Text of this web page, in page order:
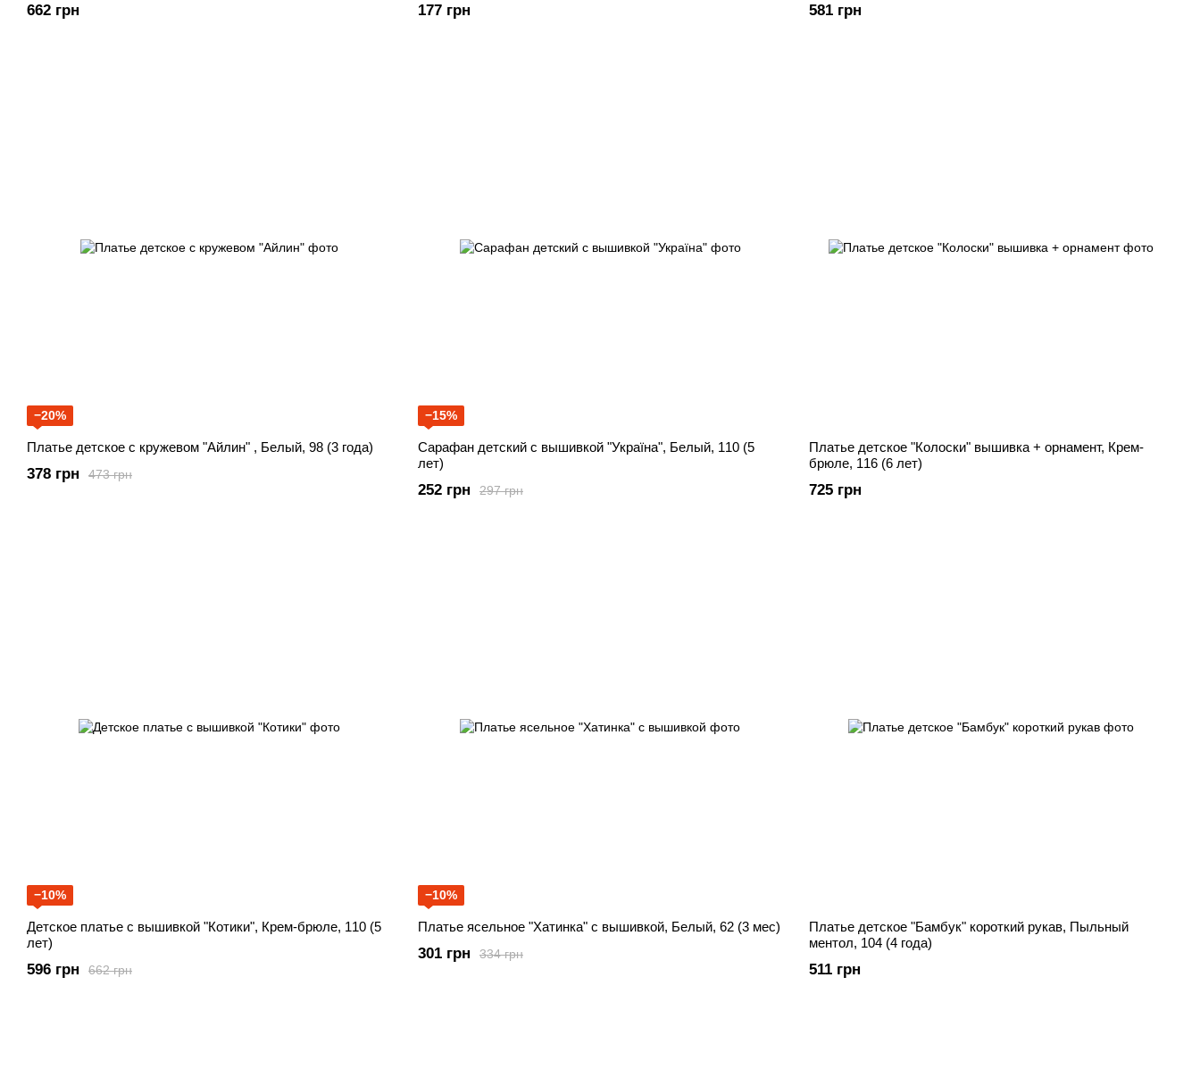
662 грн 177 грн 581 грн
−20%
Платье детское с кружевом "Айлин" , Белый, 98 (3 года)
473 грн
378 грн
−15%
Сарафан детский с вышивкой "Україна", Белый, 110 (5
лет)
297 грн
252 грн
Платье детское "Колоски" вышивка + орнамент, Крем-
брюле, 116 (6 лет)
725 грн
−10%
Детское платье с вышивкой "Котики", Крем-брюле, 110 (5
лет)
662 грн
596 грн
−10%
Платье ясельное "Хатинка" с вышивкой, Белый, 62 (3 мес)
334 грн
301 грн
Платье детское "Бамбук" короткий рукав, Пыльный
ментол, 104 (4 года)
511 грн